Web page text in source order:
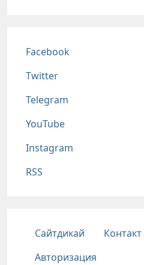
Соц сети
Facebook
Twitter
Telegram
YouTube
Instagram
RSS
Подвал
Сайтдикай Контакт
Авторизация